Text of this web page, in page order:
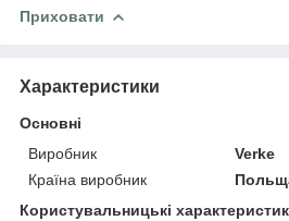
Приховати
Характеристики
Основні
Виробник
Verke
Країна виробник
Користувальницькі